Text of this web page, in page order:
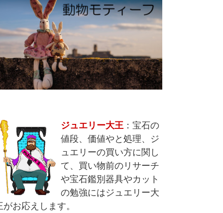
ジュエリー大王：宝石の
値段、価値やと処理、ジ
ュエリーの買い方に関し
て、買い物前のリサーチ
や宝石鑑別器具やカット
の勉強にはジュエリー大
がお応えします。